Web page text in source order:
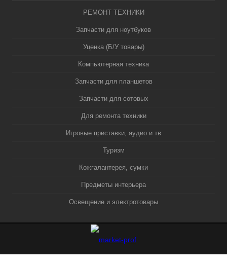
РЕМОНТ ТЕХНИКИ
Запчасти для ноутбуков
Уценка (Б/У товары)
Компьютерная техника
Запчасти для планшетов
Запчасти для сотовых
Для ремонта техники
Игровые приставки, аудио и тв
Туризм
Кожгалантерея, сумки
Предметы интерьера
Освещение и электротовары